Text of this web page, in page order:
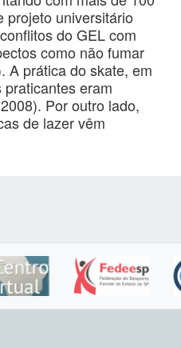
projeto universitário
do GEL com
como não fumar
A prática do skate, em
eram
Por outro lado,
de lazer vêm